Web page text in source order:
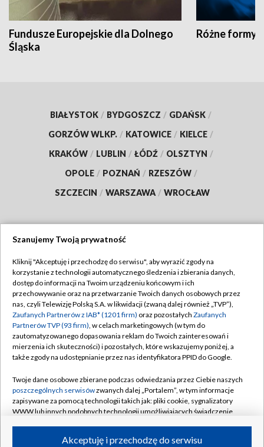
Fundusze Europejskie dla Dolnego
Śląska
Różne formy
BIAŁYSTOK / BYDGOSZCZ / GDAŃSK /
GORZÓW WLKP. / KATOWICE / KIELCE /
KRAKÓW / LUBLIN / ŁÓDŹ / OLSZTYN /
OPOLE / POZNAŃ / RZESZÓW /
SZCZECIN / WARSZAWA / WROCŁAW
TVP
Abonament TVP
Emisja w TVP
Centrum informacji TVP
Naziemna Telewizja Cyfrowa
Rada Programowa
System NOS
Informacje o nadawcy
Regulamin TVP
Polityka prywatności
Moje zgody
Pomoc
Kontakt
Kanały
Szanujemy Twoją prywatność
Kliknij "Akceptuję i przechodzę do serwisu", aby wyrazić zgody na
korzystanie z technologii automatycznego śledzenia i zbierania danych,
dostęp do informacji na Twoim urządzeniu końcowym i ich
przechowywanie oraz na przetwarzanie Twoich danych osobowych przez
nas, czyli Telewizję Polską S.A. w likwidacji (zwaną dalej również „TVP”),
Zaufanych Partnerów z IAB* (1201 firm) oraz pozostałych Zaufanych
Partnerów TVP (93 firm), w celach marketingowych (w tym do
zautomatyzowanego dopasowania reklam do Twoich zainteresowań i
mierzenia ich skuteczności) i pozostałych, które wskazujemy poniżej, a
także zgody na udostępnianie przez nas identyfikatora PPID do Google.
Twoje dane osobowe zbierane podczas odwiedzania przez Ciebie naszych
poszczególnych serwisówzwanych dalej „Portalem”, w tym informacje
zapisywane za pomocą technologii takich jak: pliki cookie, sygnalizatory
WWW lub innych podobnych technologii umożliwiających świadczenie
ruchu w Internecie.Akceptuję i przechodzę do serwisu